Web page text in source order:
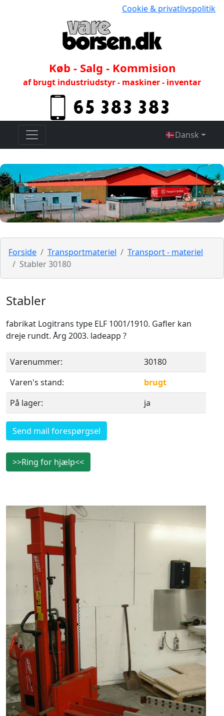
Cookie & privatlivspolitik
Køb - Salg - Kommision
af brugt industriudstyr - maskiner - inventar
🇩🇰Dansk
Forside Transportmateriel
Transport - materiel
Stabler 30180
Stabler
fabrikat Logitrans type ELF 1001/1910. Gafler kan
dreje rundt. Årg 2003. ladeapp ?
Varenummer:
30180
Varen's stand:
brugt
På lager:
ja
Send mail forespørgsel
>>Ring for hjælp<<